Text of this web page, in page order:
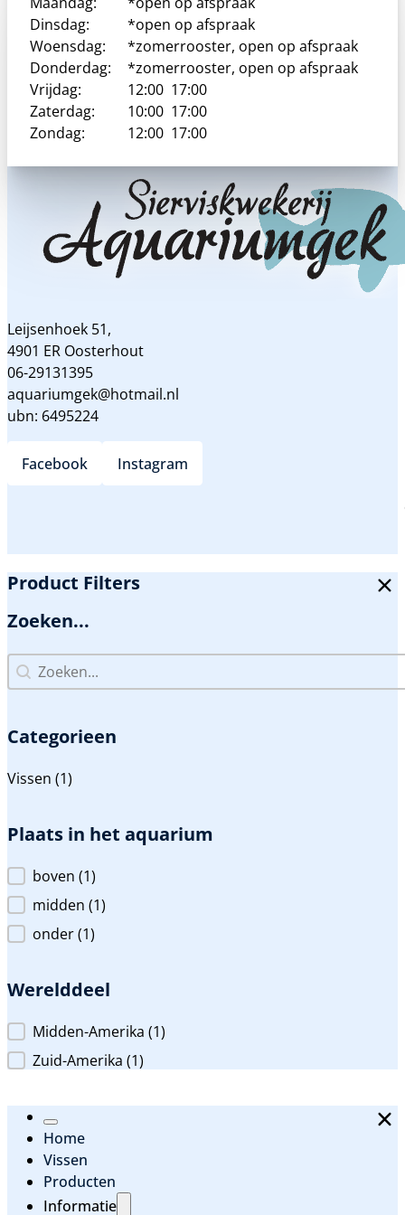
kan
gekozen
worden
op
de
productpagina
Leijsenhoek 51,
4901 ER Oosterhout
06-29131395
aquariumgek@hotmail.nl
ubn: 6495224
Facebook Instagram
Dinsdag:
*open op afspraak
Woensdag:
*zomerrooster, open op afspraak
Donderdag:
*zomerrooster, open op afspraak
Vrijdag:
12:00 17:00
Zaterdag:
10:00 17:00
Zondag:
12:00 17:00
Product Filters
Zoeken...
Zoeken...
Zoeken...
Categorieen
Categorieen
Vissen (1)
Plaats in het aquarium
Plaats in het aquarium
boven (1)
midden (1)
onder(1)
Werelddeel
Werelddeel
Midden-Amerika (1)
Zuid-Amerika (1)
Home
Vissen
Producten
Informatie